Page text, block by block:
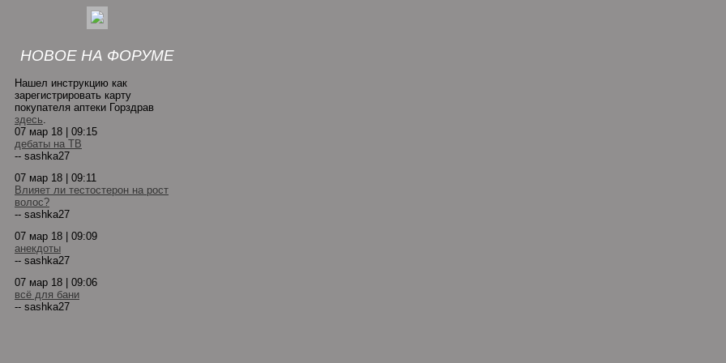
НОВОЕ НА ФОРУМЕ
Нашел инструкцию как
зарегистрировать карту
покупателя аптеки Горздрав
здесь.
07 мар 18 | 09:15
дебаты на ТВ
-- sashka27
07 мар 18 | 09:11
Влияет ли тестостерон на рост
волос?
-- sashka27
07 мар 18 | 09:09
анекдоты
-- sashka27
07 мар 18 | 09:06
всё для бани
-- sashka27